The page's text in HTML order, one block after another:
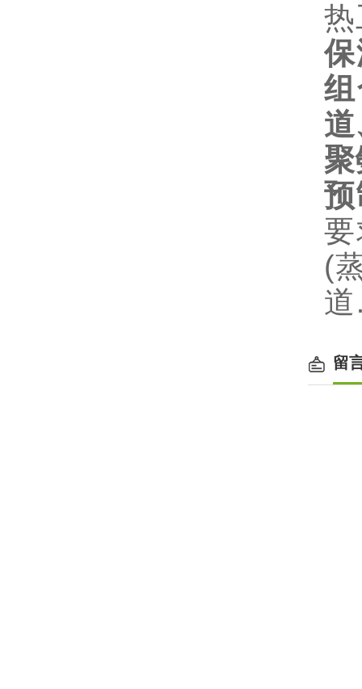
热
聚
(
留